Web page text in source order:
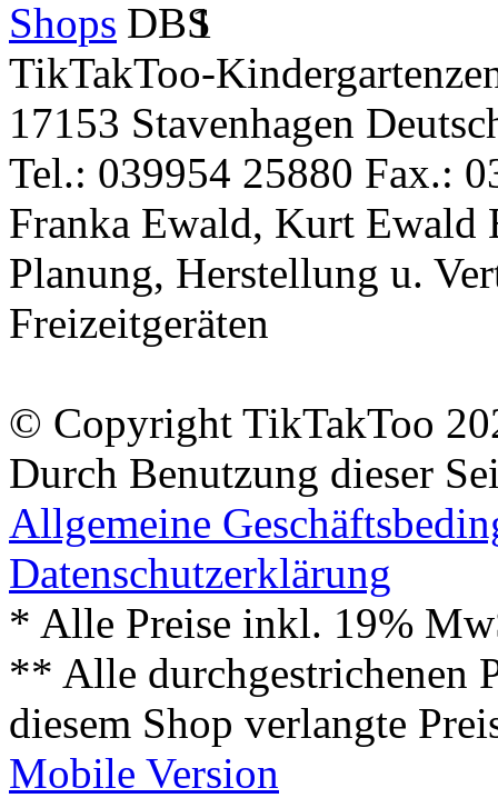
TikTakToo-
17153 Stavenhagen
Tel.: 039954 25880 Fax.:
Franka Ewald, Kurt Ewald
Planung, Herstellung u.
Freizeitgeräten
© Copyright TikTakToo
Durch Benutzung dieser
Allgemeine
Datenschutzerklärung
* Alle Preise inkl. 19%
** Alle durchgestrichenen
diesem Shop verlangte
Mobile Version